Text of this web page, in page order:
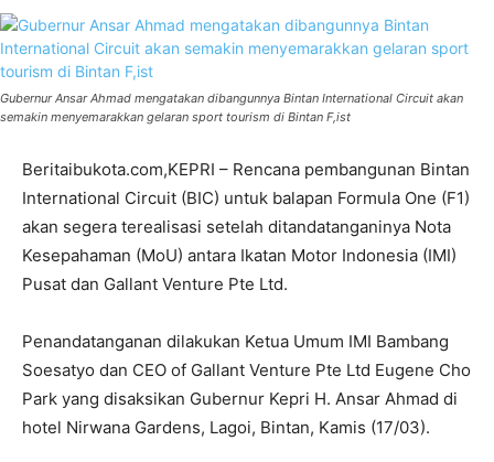
Gubernur Ansar Ahmad mengatakan dibangunnya Bintan International Circuit akan
semakin menyemarakkan gelaran sport tourism di Bintan F,ist
Beritaibukota.com,KEPRI – Rencana pembangunan Bintan
International Circuit (BIC) untuk balapan Formula One (F1)
akan segera terealisasi setelah ditandatanganinya Nota
Kesepahaman (MoU) antara Ikatan Motor Indonesia (IMI)
Pusat dan Gallant Venture Pte Ltd.
Penandatanganan dilakukan Ketua Umum IMI Bambang
Soesatyo dan CEO of Gallant Venture Pte Ltd Eugene Cho
Park yang disaksikan Gubernur Kepri H. Ansar Ahmad di
hotel Nirwana Gardens, Lagoi, Bintan, Kamis (17/03).